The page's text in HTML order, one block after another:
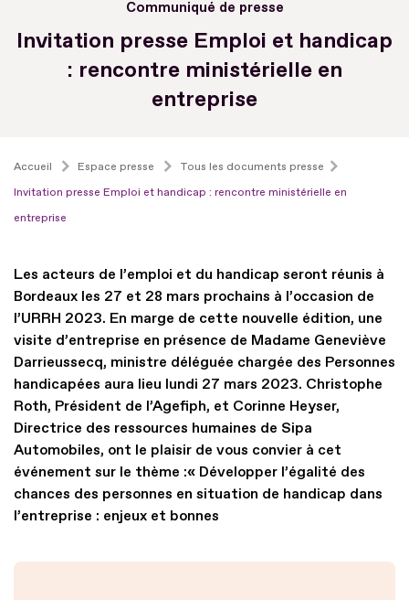
Communiqué de presse
Invitation presse Emploi et handicap
: rencontre ministérielle en
entreprise
Accueil Espace presse
Tous les documents presse
Invitation presse Emploi et handicap : rencontre ministérielle en
entreprise
Les acteurs de l’emploi et du handicap seront réunis à
Bordeaux les 27 et 28 mars prochains à l’occasion de
l’URRH 2023. En marge de cette nouvelle édition, une
visite d’entreprise en présence de Madame Geneviève
Darrieussecq, ministre déléguée chargée des Personnes
handicapées aura lieu lundi 27 mars 2023. Christophe
Roth, Président de l’Agefiph, et Corinne Heyser,
Directrice des ressources humaines de Sipa
Automobiles, ont le plaisir de vous convier à cet
événement sur le thème :« Développer l’égalité des
chances des personnes en situation de handicap dans
l’entreprise : enjeux et bonnes